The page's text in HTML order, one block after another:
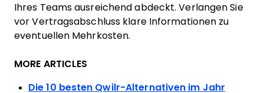
Ihres Teams ausreichend abdeckt. Verlangen Sie
vor Vertragsabschluss klare Informationen zu
eventuellen Mehrkosten.
MORE ARTICLES
Die 10 besten Qwilr-Alternativen im Jahr